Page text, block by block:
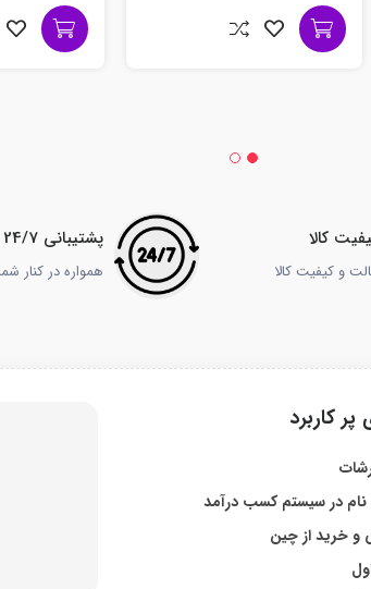
کالا
و کیفیت کالا
پشتیبانی 24/7
همواره در کنار
کاربرد
در سیستم کسب درآمد
خرید از چین